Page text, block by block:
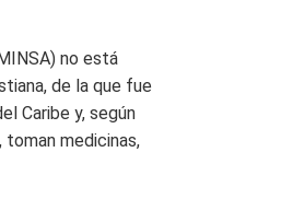
no está
de la que fue
Caribe y, según
toman medicinas,